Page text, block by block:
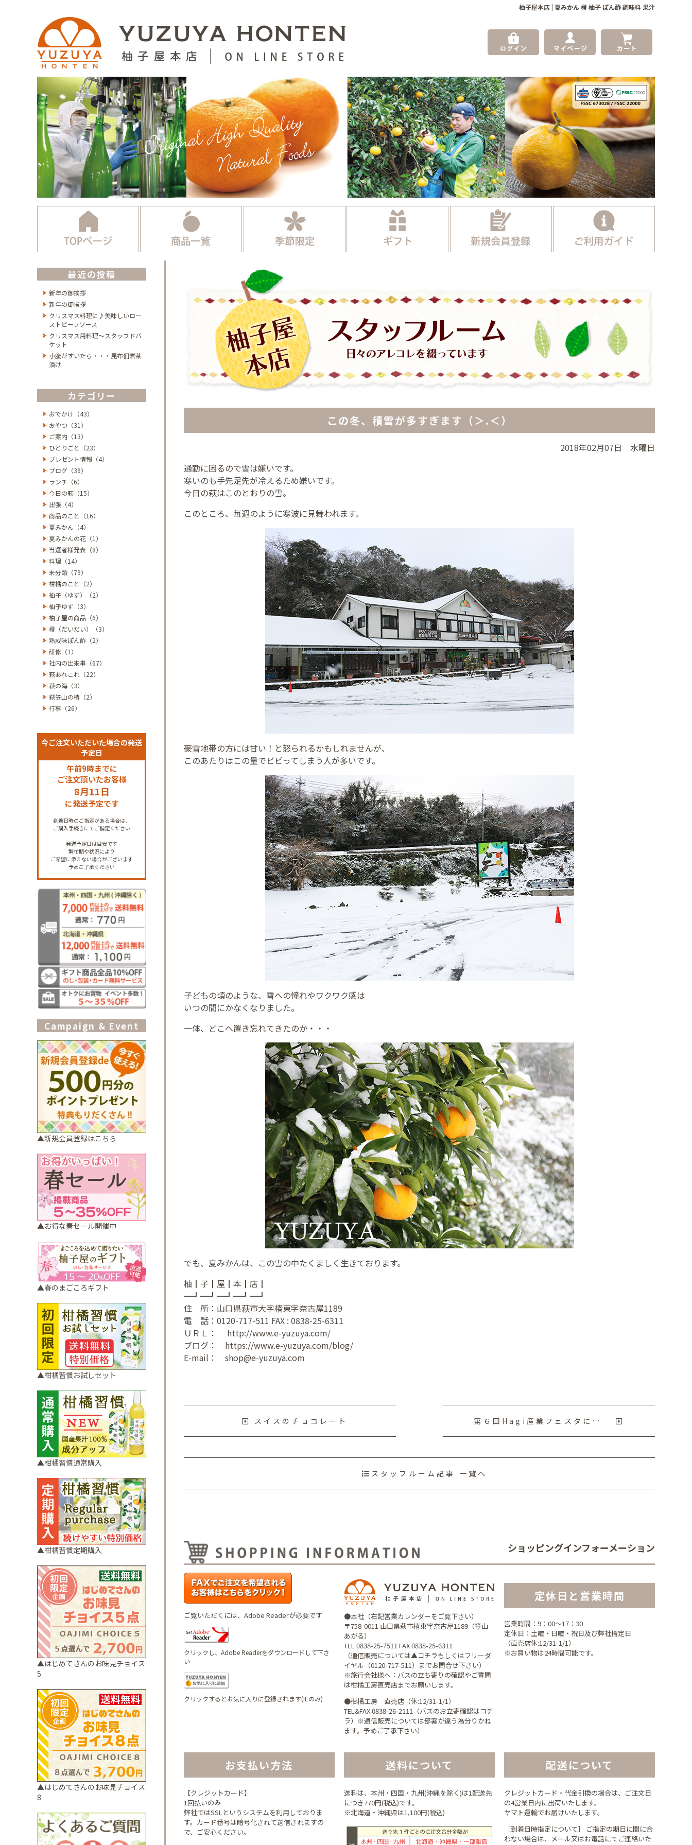
柚子屋本店 | 夏みかん 橙 柚子 ぽん酢 調味料 果汁
この冬、積雪が多すぎます（＞.＜）
2018年02月07日 水曜日
通勤に困るので雪は嫌いです。
寒いのも手先足先が冷えるため嫌いです。
今日の萩はこのとおりの雪。
このところ、毎週のように寒波に見舞われます。
豪雪地帯の方には甘い！と怒られるかもしれませんが、
このあたりはこの量でビビってしまう人が多いです。
子どもの頃のような、雪への憧れやワクワク感は
いつの間にかなくなりました。
一体、どこへ置き忘れてきたのか・・・
でも、夏みかんは、この雪の中たくましく生きております。
柚┃子┃屋┃本┃店┃
━┛━┛━┛━┛━┛
住 所：山口県萩市大字椿東字奈古屋1189
電 話：0120-717-511 FAX : 0838-25-6311
ＵＲＬ： http://www.e-yuzuya.com/
ブログ： https://www.e-yuzuya.com/blog/
E-mail： shop@e-yuzuya.com
スイスのチョコレート 第６回Hagi産業フェスタに…
スタッフルーム記事 一覧へ
ショッピングインフォーメーション
ご覧いただくには、Adobe Readerが必要です
クリックし、Adobe Readerをダウンロードして下さ
い
クリックするとお気に入りに登録されます(IEのみ)
●本社（右記営業カレンダーをご覧下さい）
〒758-0011 山口県萩市椿東字奈古屋1189（笠山
あがる）
TEL 0838-25-7511 FAX 0838-25-6311
（通信販売については▲コチラもしくはフリーダ
イヤル（0120-717-511）までお問合せ下さい）
※旅行会社様へ：バスの立ち寄りの確認やご質問
は柑橘工房直売店までお願いします。
●柑橘工房 直売店（休:12/31-1/1）
TEL&FAX 0838-26-2111（バスのお立寄確認はコチ
ラ）※通信販売については部署が違う為分りかね
ます。予めご了承下さい）
定休日と営業時間
営業時間：9：00～17：30
定休日：土曜・日曜・祝日及び弊社指定日
（直売店休:12/31-1/1）
※お買い物は24時間可能です。
お支払い方法
【クレジットカード】
1回払いのみ
弊社ではSSLというシステムを利用しておりま
す。カード番号は暗号化されて送信されますの
で、ご安心ください。
送料について
送料は、本州・四国・九州(沖縄を除く)は1配送先
につき770円(税込)です。
※北海道・沖縄県は1,100円(税込)
配送について
クレジットカード・代金引換の場合は、ご注文日
の4営業日内に出荷いたします。
ヤマト運輸でお届けいたします。
［到着日時指定について］ ご指定の期日に間に合
わない場合は、メール又はお電話にてご連絡いた
最近の投稿
新年の御挨拶
新年の御挨拶
クリスマス料理に♪美味しいロー
ストビーフソース
クリスマス用料理～スタッフドバ
ケット
小腹がすいたら・・・昆布佃煮茶
漬け
カテゴリー
おでかけ（43）
おやつ（31）
ご案内（13）
ひとりごと（23）
プレゼント情報（4）
ブログ（39）
ランチ（6）
今日の萩（15）
出張（4）
商品のこと（16）
夏みかん（4）
夏みかんの花（1）
当選者様発表（8）
料理（14）
未分類（79）
柑橘のこと（2）
柚子（ゆず）（2）
柚子ゆず（3）
柚子屋の商品（6）
橙（だいだい）（3）
熟成味ぽん酢（2）
研修（1）
社内の出来事（67）
萩あれこれ（22）
萩の海（3）
萩笠山の椿（2）
行事（26）
今ご注文いただいた場合の発送
予定日
午前9時までに
ご注文頂いたお客様
8月11日
に発送予定です
到着日時のご指定がある場合は、
ご購入手続きにてご指定ください
発送予定日は目安です
繁忙期や状況により
ご希望に添えない場合がございます
予めご了承ください
Campaign & Event
▲新規会員登録はこちら
▲お得な春セール開催中
▲春のまごころギフト
▲柑橘習慣お試しセット
▲柑橘習慣通常購入
▲柑橘習慣定期購入
▲はじめてさんのお味見チョイス
5
▲はじめてさんのお味見チョイス
8